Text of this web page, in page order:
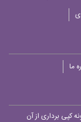
ما
کپی برداری از آن